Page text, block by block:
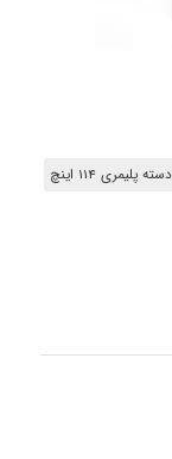
114 اینچ